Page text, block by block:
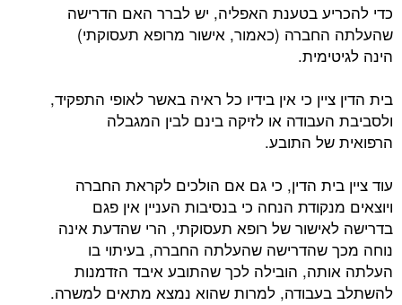
כדי להכריע בטענת האפליה, יש לברר האם הדרישה
שהעלתה החברה (כאמור, אישור מרופא תעסוקתי)
הינה לגיטימית.
בית הדין ציין כי אין בידיו כל ראיה באשר לאופי התפקיד,
ולסביבת העבודה או לזיקה בינם לבין המגבלה
הרפואית של התובע.
עוד ציין בית הדין, כי גם אם הולכים לקראת החברה
ויוצאים מנקודת הנחה כי בנסיבות העניין אין פגם
בדרישה לאישור של רופא תעסוקתי, הרי שהדעת אינה
נוחה מכך שהדרישה שהעלתה החברה, בעיתוי בו
העלתה אותה, הובילה לכך שהתובע איבד הזדמנות
להשתלב בעבודה, למרות שהוא נמצא מתאים למשרה.